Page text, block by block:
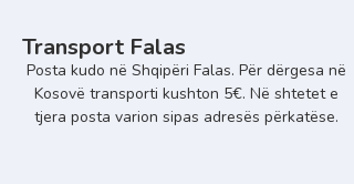
Transport Falas
Posta kudo në Shqipëri Falas. Për dërgesa në
Kosovë transporti kushton 5€. Në shtetet e
tjera posta varion sipas adresës përkatëse.